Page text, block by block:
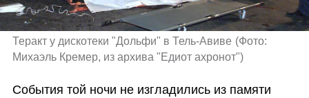
Теракт у дискотеки "Дольфи" в Тель-Авиве (Фото:
Михаэль Кремер, из архива "Едиот ахронот")
События той ночи не изгладились из памяти